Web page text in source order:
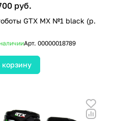
руб.
GTX MX №1 black (р.
Арт. 00000018789
корзину